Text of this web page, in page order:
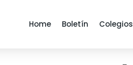
Home Boletín Colegios